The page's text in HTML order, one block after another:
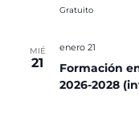
Gratuito
MIÉ
21
Formación
2026-2028
enero 21